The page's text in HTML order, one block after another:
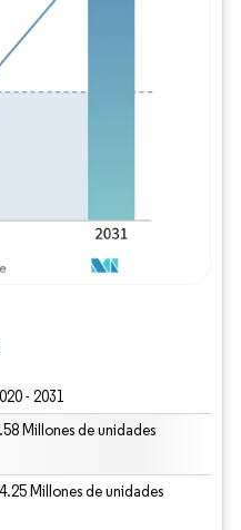
- 2031
Millones de unidades
Millones de unidades
© Mordor Intelligence. El uso